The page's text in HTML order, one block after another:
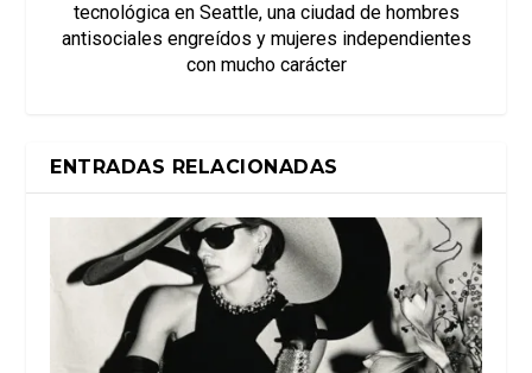
tecnológica en Seattle, una ciudad de hombres
antisociales engreídos y mujeres independientes
con mucho carácter
ENTRADAS RELACIONADAS